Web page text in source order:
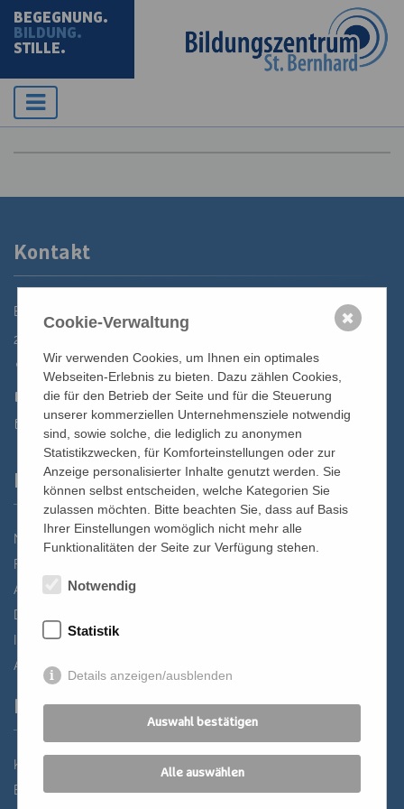
BEGEGNUNG.
BILDUNG.
STILLE.
Kontakt
Bildungszentrum St. Bernhard der Erzdiözese Wien
2700 Wiener Neustadt, Domplatz 1
02622 29131-5040
st.bernhard@edw.or.at
Links
Newsletter
Förderverein
Anreise
Datenschutz
Impressum
AGB
Partner
Katholisches Bildungswerk Wien
Bildung Regional
Cookie-Verwaltung
Wir verwenden Cookies, um Ihnen ein optimales
Webseiten-Erlebnis zu bieten. Dazu zählen Cookies,
die für den Betrieb der Seite und für die Steuerung
unserer kommerziellen Unternehmensziele notwendig
sind, sowie solche, die lediglich zu anonymen
Statistikzwecken, für Komforteinstellungen oder zur
Anzeige personalisierter Inhalte genutzt werden. Sie
können selbst entscheiden, welche Kategorien Sie
zulassen möchten. Bitte beachten Sie, dass auf Basis
Ihrer Einstellungen womöglich nicht mehr alle
Funktionalitäten der Seite zur Verfügung stehen.
Notwendig
Statistik
Details anzeigen/ausblenden
Auswahl bestätigen
Alle auswählen
✖